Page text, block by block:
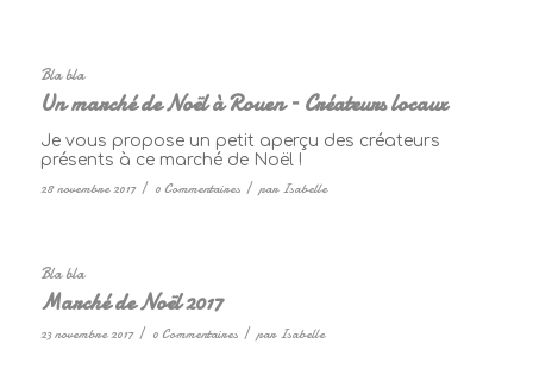
Bla bla
Un marché de Noël à Rouen – Créateurs locaux
Je vous propose un petit aperçu des créateurs
présents à ce marché de Noël !
28 novembre 2017 / 0 Commentaires / par Isabelle
Bla bla
Marché de Noël 2017
23 novembre 2017 / 0 Commentaires / par Isabelle